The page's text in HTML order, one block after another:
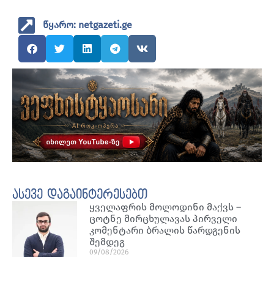
წყარო: netgazeti.ge
ასევე დაგაინტერესებთ
ყველაფრის მოლოდინი მაქვს –
ცოტნე მირცხულავას პირველი
კომენტარი ბრალის წარდგენის
შემდეგ
09/08/2026